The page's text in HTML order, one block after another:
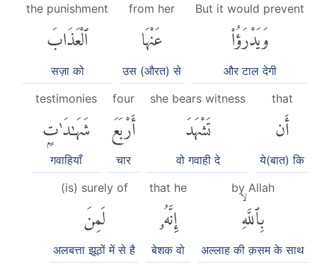
But it would prevent
وَيَدْرَؤُا۟
और टाल देगी
from her
عَنْهَا
उस (औरत) से
the punishment
ٱلْعَذَابَ
सज़ा को
that
أَن
ये(बात) कि
she bears witness
تَشْهَدَ
वो गवाही दे
four
أَرْبَعَ
चार
testimonies
شَهَٰدَٰتٍۭ
गवाहियाँ
by Allah
بِٱللَّهِۙ
अल्लाह की क़सम के साथ
that he
إِنَّهُۥ
बेशक वो
(is) surely of
لَمِنَ
अलबत्ता झूठों में से है